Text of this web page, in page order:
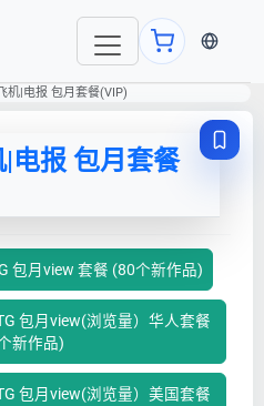
当前语
机|电报 包月套餐(VIP)
电报 包月套餐
包月view 套餐 (80个新作品)
包月view(浏览量）华人套餐
新作品)
包月view(浏览量）美国套餐